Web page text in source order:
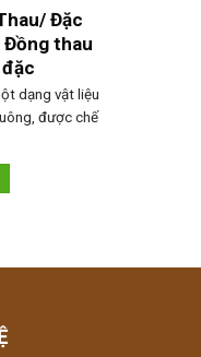
Đặc
thau
dạng vật liệu
được chế